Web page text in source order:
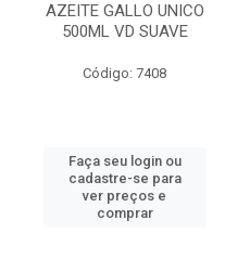
AZEITE GALLO UNICO
500ML VD SUAVE
Código: 7408
Faça seu login ou
cadastre-se para
ver preços e
comprar